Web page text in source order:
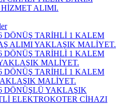
ALIMI.
DÖNÜŞ TARİHLİ 1 KALEM
ALIMI YAKLAŞIK MALİYET.
DÖNÜŞ TARİHLİ 1 KALEM
MALİYET.
DÖNÜŞ TARİHLİ 1 KALEM
MALİYET.
DÖNÜŞLÜ YAKLAŞIK
ELEKTROKOTER CİHAZI